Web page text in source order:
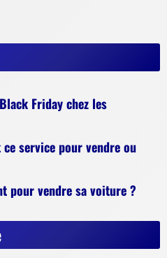
Friday chez les
service pour vendre ou
pour vendre sa voiture ?